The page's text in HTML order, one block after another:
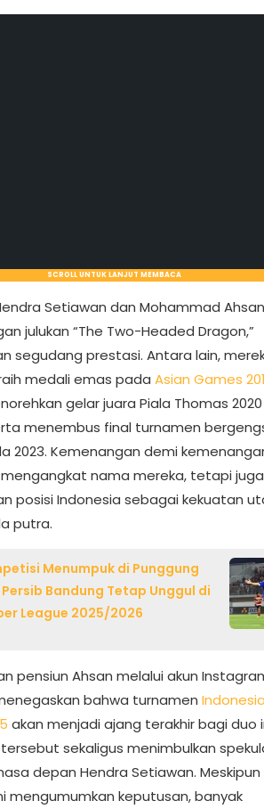
SCROLL UNTUK LANJUT MEMBACA
Setiawan dan Mohammad
julukan “The Two-Headed Dragon,”
segudang prestasi. Antara lain,
medali emas pada Asian Games
gelar juara Piala Thomas
menembus final turnamen
2023. Kemenangan demi
nama mereka, tetapi juga
posisi Indonesia sebagai kekuatan
putra.
Menumpuk di Punggung
Persib Bandung Tetap Unggul di
League 2025/2026
pensiun Ahsan melalui akun
bahwa turnamen Indonesia
akan menjadi ajang terakhir bagi duo
sekaligus menimbulkan
depan Hendra Setiawan.
mengumumkan keputusan, banyak